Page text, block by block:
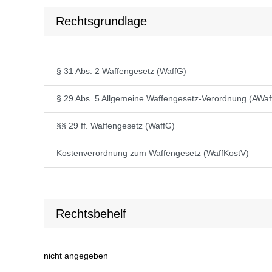
Rechtsgrundlage
§ 31 Abs. 2 Waffengesetz (WaffG)
§ 29 Abs. 5 Allgemeine Waffengesetz-Verordnung
§§ 29 ff. Waffengesetz (WaffG)
Kostenverordnung zum Waffengesetz (WaffKostV)
Rechtsbehelf
nicht angegeben